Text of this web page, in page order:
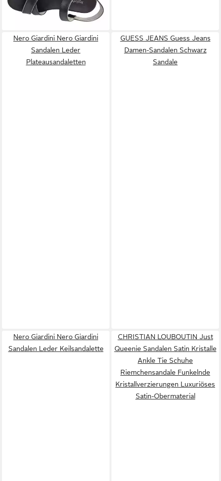
(79,90 €/ 1 Paar)
Nero Giardini Nero Giardini
Sandalen Leder
Plateausandaletten
GUESS JEANS Guess Jeans
Damen-Sandalen Schwarz
Sandale
Nero Giardini Nero Giardini
Sandalen Leder Keilsandalette
CHRISTIAN LOUBOUTIN Just
Queenie Sandalen Satin Kristalle
Ankle Tie Schuhe
Riemchensandale Funkelnde
Kristallverzierungen Luxuriöses
Satin-Obermaterial